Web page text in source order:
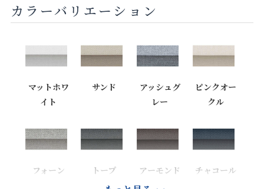
カラーバリエーション
マットホワ
イト
サンド
アッシュグ
レー
ピンクオー
クル
フォーン トープ アーモンド チャコール